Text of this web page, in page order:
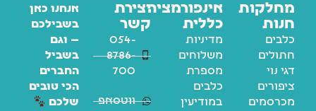
מחלקות
חנות
כלבים
חתולים
דגי נוי
ציפורים
מכרסמים
אינפורמציה
כללית
מדיניות
משלוחים
מספרת
כלבים
במודיעין
יצירת
קשר
054-
8786-
700
ווטסאפ
אנחנו כאן
בשבילכם
— וגם
בשביל
החברים
הכי טובים
שלכם